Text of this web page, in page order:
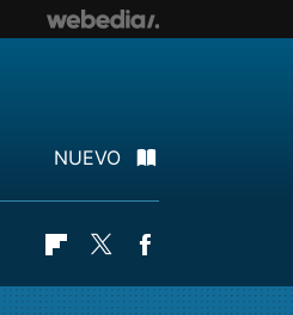
NUEVO
Flipboard
Twitter